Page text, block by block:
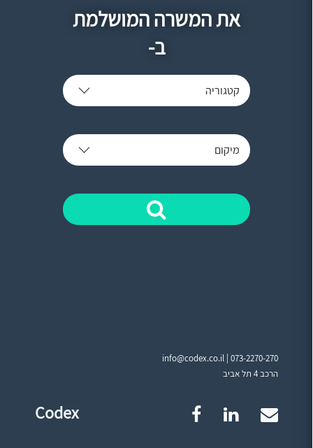
את המשרה המושלמת
ב-
קטגוריה
מיקום
info@codex.co.il |073-2270-270
הרכב 4 תל אביב
Codex